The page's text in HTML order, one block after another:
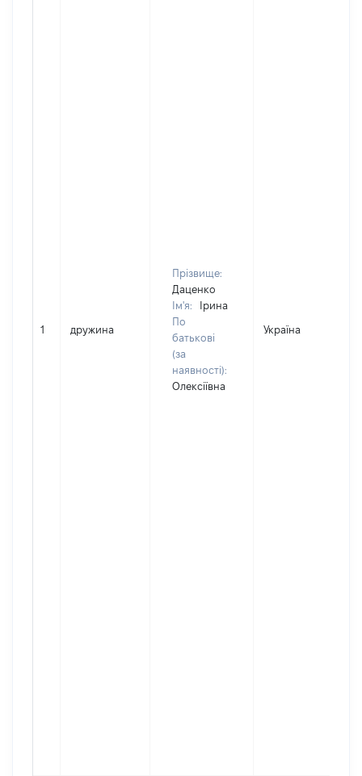
1 дружина
Прізвище:
Даценко
Ім'я:
Ірина
По
батькові
(за
наявності):
Олексіївна
Україна